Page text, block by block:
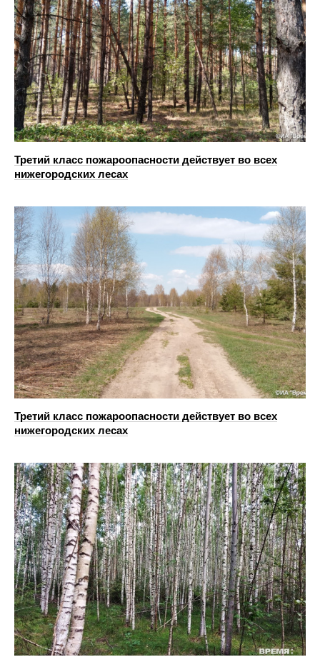
Третий класс пожароопасности действует во всех
нижегородских лесах
Третий класс пожароопасности действует во всех
нижегородских лесах